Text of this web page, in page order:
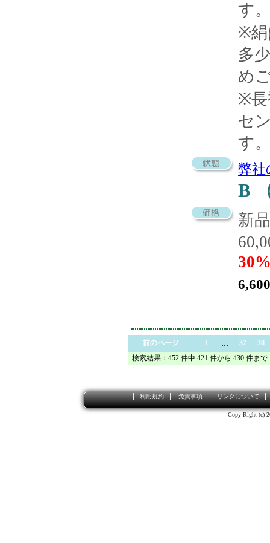
す
※絹
多
め
※長
セ
す
弊社
B
新
6,600
前のページ 1 ... 37
38
検索結果：452 件中 421 件から 430 件まで
利用規約 免責事項 リンクについて
Copy Right (c)